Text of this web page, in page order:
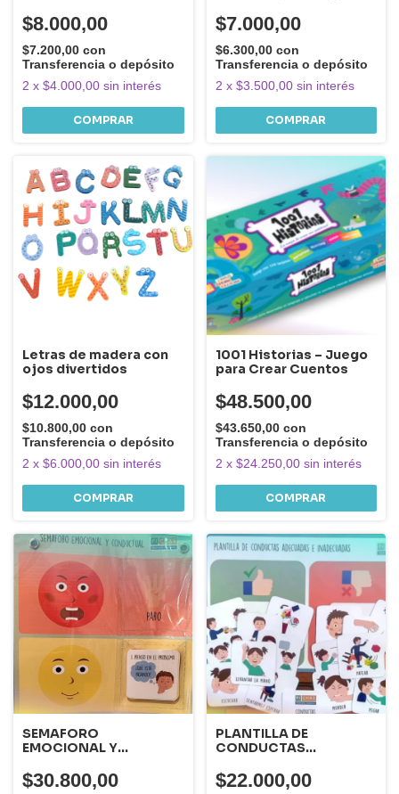
$8.000,00
$7.200,00 con
Transferencia o depósito
2 x $4.000,00 sin interés
$7.000,00
$6.300,00 con
Transferencia o depósito
2 x $3.500,00 sin interés
Letras de madera con
ojos divertidos
$12.000,00
$10.800,00 con
Transferencia o depósito
2 x $6.000,00 sin interés
1001 Historias – Juego
para Crear Cuentos
$48.500,00
$43.650,00 con
Transferencia o depósito
2 x $24.250,00 sin interés
SEMAFORO
EMOCIONAL Y
$30.800,00
PLANTILLA DE
CONDUCTAS
INADECUADAS
$22.000,00